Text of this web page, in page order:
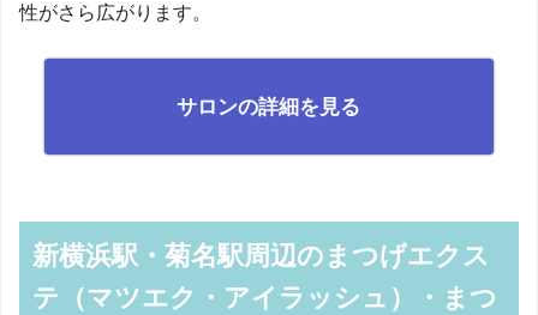
性がさら広がります。
サロンの詳細を見る
新横浜駅・菊名駅周辺のまつげエクス
テ（マツエク・アイラッシュ）・まつ